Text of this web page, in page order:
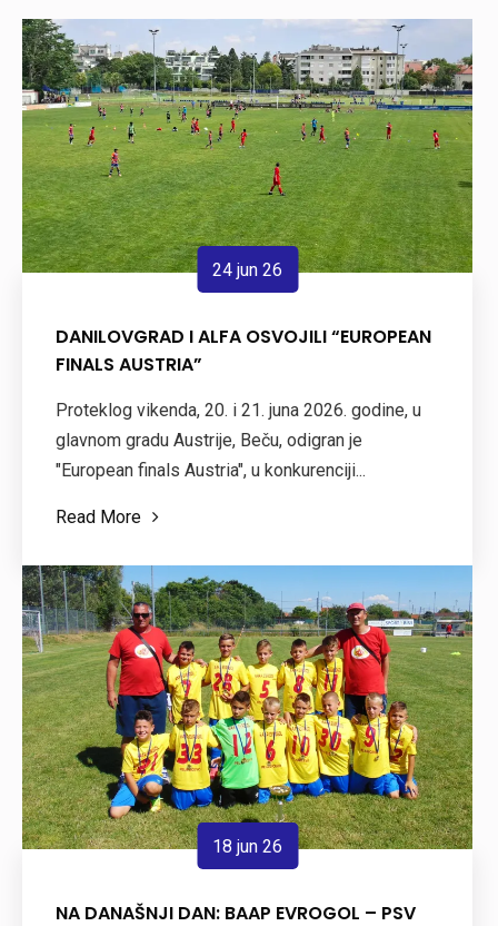
24 jun 26
DANILOVGRAD I ALFA OSVOJILI “EUROPEAN
FINALS AUSTRIA”
Proteklog vikenda, 20. i 21. juna 2026. godine, u
glavnom gradu Austrije, Beču, odigran je
"European finals Austria", u konkurenciji...
Read More
18 jun 26
NA DANAŠNJI DAN: BAAP EVROGOL – PSV